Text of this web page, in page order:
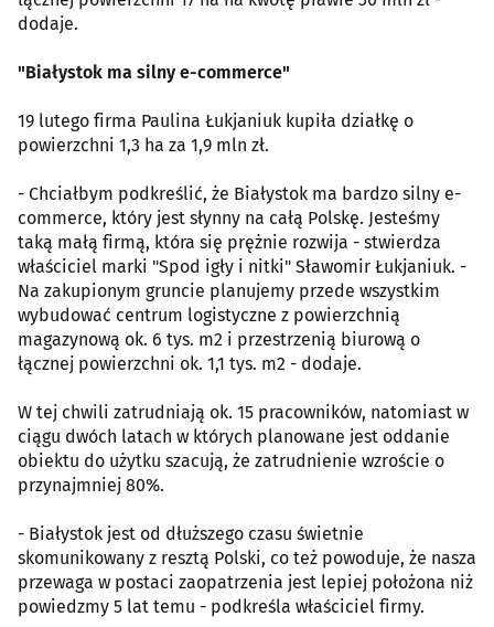
dodaje.
"Białystok ma silny e-commerce"
19 lutego firma Paulina Łukjaniuk kupiła działkę o
powierzchni 1,3 ha za 1,9 mln zł.
- Chciałbym podkreślić, że Białystok ma bardzo silny e-
commerce, który jest słynny na całą Polskę. Jesteśmy
taką małą firmą, która się prężnie rozwija - stwierdza
właściciel marki "Spod igły i nitki" Sławomir Łukjaniuk. -
Na zakupionym gruncie planujemy przede wszystkim
wybudować centrum logistyczne z powierzchnią
magazynową ok. 6 tys. m2 i przestrzenią biurową o
łącznej powierzchni ok. 1,1 tys. m2 - dodaje.
W tej chwili zatrudniają ok. 15 pracowników, natomiast w
ciągu dwóch latach w których planowane jest oddanie
obiektu do użytku szacują, że zatrudnienie wzroście o
przynajmniej 80%.
- Białystok jest od dłuższego czasu świetnie
skomunikowany z resztą Polski, co też powoduje, że nasza
przewaga w postaci zaopatrzenia jest lepiej położona niż
powiedzmy 5 lat temu - podkreśla właściciel firmy.